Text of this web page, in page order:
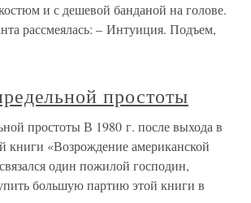
и с дешевой банданой на голове.
рассмеялась: – Интуиция. Подъем,
простоты
простоты В 1980 г. после выхода в
книги «Возрождение американской
один пожилой господин,
большую партию этой книги в